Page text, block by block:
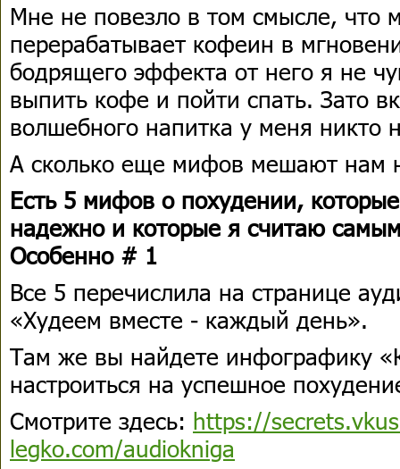
Мне не повезло в том смысле, что
перерабатывает кофеин в
бодрящего эффекта от него я не
выпить кофе и пойти спать. Зато
волшебного напитка у меня никто
А сколько еще мифов мешают нам
Есть 5 мифов о похудении,
надежно и которые я считаю
Особенно # 1
Все 5 перечислила на странице
«Худеем вместе - каждый день».
Там же вы найдете инфографику
настроиться на успешное
Смотрите здесь: https://
legko.com/audiokniga